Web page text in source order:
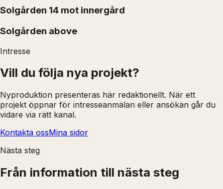
Solgården 14 mot innergård
Solgården above
Intresse
Vill du följa nya projekt?
Nyproduktion presenteras här redaktionellt. När ett
projekt öppnar för intresseanmälan eller ansökan går du
vidare via rätt kanal.
Kontakta ossMina sidor
Nästa steg
Från information till nästa steg